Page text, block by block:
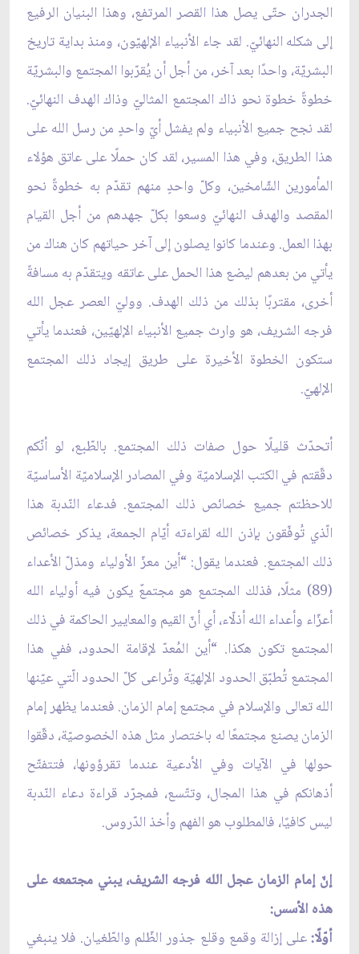
الجدران حتّى يصل هذا القصر المرتفع، وهذا البنيان الرفيع
إلى شكله النهائيّ. لقد جاء الأنبياء الإلهيّون، ومنذ بداية تاريخ
البشريّة، واحدًا بعد آخر، من أجل أن يُقرّبوا المجتمع والبشريّة
خطوةً خطوة نحو ذاك المجتمع المثاليّ وذاك الهدف النهائيّ.
لقد نجح جميع الأنبياء ولم يفشل أيّ واحدٍ من رسل الله على
هذا الطريق، وفي هذا المسير، لقد كان حملًا على عاتق هؤلاء
المأمورين الشّامخين، وكلّ واحدٍ منهم تقدّم به خطوةً نحو
المقصد والهدف النهائيّ وسعوا بكلّ جهدهم من أجل القيام
بهذا العمل. وعندما كانوا يصلون إلى آخر حياتهم كان هناك من
يأتي من بعدهم ليضع هذا الحمل على عاتقه ويتقدّم به مسافةً
أخرى، مقتربًا بذلك من ذلك الهدف. ووليّ العصر عجل الله
فرجه الشريف، هو وارث جميع الأنبياء الإلهيّين، فعندما يأتي
ستكون الخطوة الأخيرة على طريق إيجاد ذلك المجتمع
الإلهيّ.
أتحدّث قليلًا حول صفات ذلك المجتمع. بالطّبع، لو أنّكم
دقّقتم في الكتب الإسلاميّة وفي المصادر الإسلاميّة الأساسيّة
للاحظتم جميع خصائص ذلك المجتمع. فدعاء النّدبة هذا
الّذي تُوفّقون بإذن الله لقراءته أيّام الجمعة، يذكر خصائص
ذلك المجتمع. فعندما يقول: “أين معزّ الأولياء ومذلّ الأعداء
(89) مثلًا، فذلك المجتمع هو مجتمعٌ يكون فيه أولياء الله
أعزّاء وأعداء الله أذلّاء، أي أنّ القيم والمعايير الحاكمة في ذلك
المجتمع تكون هكذا. “أين المُعدّ لإقامة الحدود، ففي هذا
المجتمع تُطبّق الحدود الإلهيّة وتُراعى كلّ الحدود الّتي عيّنها
الله تعالى والإسلام في مجتمع إمام الزمان. فعندما يظهر إمام
الزمان يصنع مجتمعًا له باختصار مثل هذه الخصوصيّة، دقّقوا
حولها في الآيات وفي الأدعية عندما تقرؤونها، فتتفتّح
أذهانكم في هذا المجال، وتتّسع، فمجرّد قراءة دعاء النّدبة
ليس كافيًا، فالمطلوب هو الفهم وأخذ الدّروس.
إنّ إمام الزمان عجل الله فرجه الشريف، يبني مجتمعه على
هذه الأسس:
أوّلًا:على إزالة وقمع وقلع جذور الظّلم والطّغيان. فلا ينبغي